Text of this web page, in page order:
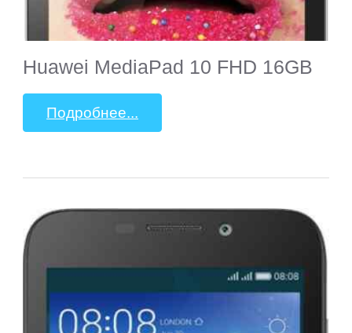
Huawei MediaPad 10 FHD 16GB
Подробнее...